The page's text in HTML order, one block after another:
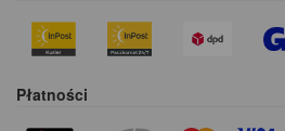
Płatności